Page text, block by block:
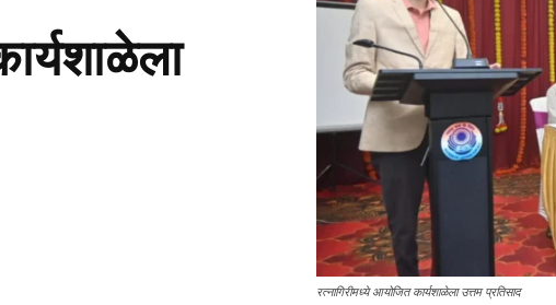
रत्नागिरीमध्ये आयोजित कार्यशाळेला उत्तम प्रतिसाद